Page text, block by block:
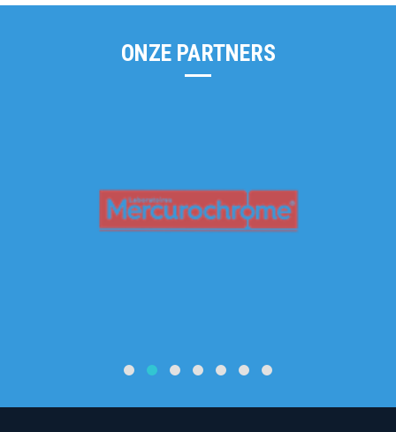
ONZE PARTNERS